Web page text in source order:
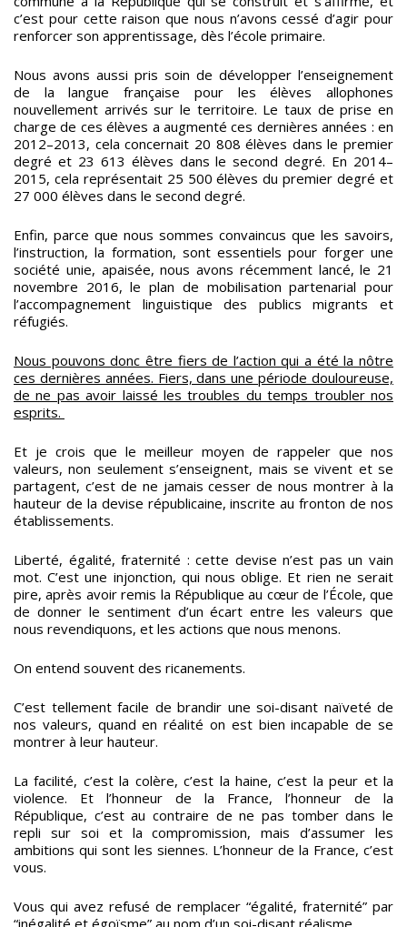
c’est pour cette raison que nous n’avons cessé d’agir pour
renforcer son apprentissage, dès l’école primaire.
Nous avons aussi pris soin de développer l’enseignement
de la langue française pour les élèves allophones
nouvellement arrivés sur le territoire. Le taux de prise en
charge de ces élèves a augmenté ces dernières années : en
2012–2013, cela concernait 20 808 élèves dans le premier
degré et 23 613 élèves dans le second degré. En 2014–
2015, cela représentait 25 500 élèves du premier degré et
27 000 élèves dans le second degré.
Enfin, parce que nous sommes convaincus que les savoirs,
l’instruction, la formation, sont essentiels pour forger une
société unie, apaisée, nous avons récemment lancé, le 21
novembre 2016, le plan de mobilisation partenarial pour
l’accompagnement linguistique des publics migrants et
réfugiés.
Nous pouvons donc être fiers de l’action qui a été la nôtre
ces dernières années. Fiers, dans une période douloureuse,
de ne pas avoir laissé les troubles du temps troubler nos
esprits.
Et je crois que le meilleur moyen de rappeler que nos
valeurs, non seulement s’enseignent, mais se vivent et se
partagent, c’est de ne jamais cesser de nous montrer à la
hauteur de la devise républicaine, inscrite au fronton de nos
établissements.
Liberté, égalité, fraternité : cette devise n’est pas un vain
mot. C’est une injonction, qui nous oblige. Et rien ne serait
pire, après avoir remis la République au cœur de l’École, que
de donner le sentiment d’un écart entre les valeurs que
nous revendiquons, et les actions que nous menons.
On entend souvent des ricanements.
C’est tellement facile de brandir une soi-disant naïveté de
nos valeurs, quand en réalité on est bien incapable de se
montrer à leur hauteur.
La facilité, c’est la colère, c’est la haine, c’est la peur et la
violence. Et l’honneur de la France, l’honneur de la
République, c’est au contraire de ne pas tomber dans le
repli sur soi et la compromission, mais d’assumer les
ambitions qui sont les siennes. L’honneur de la France, c’est
vous.
Vous qui avez refusé de remplacer “égalité, fraternité” par
“inégalité et égoïsme” au nom d’un soi-disant réalisme.